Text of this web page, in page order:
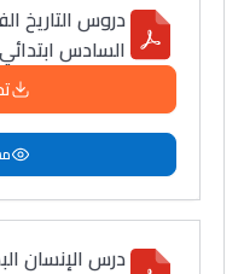
دروس التاريخ
السادس ابتدائي
درس الإنسان